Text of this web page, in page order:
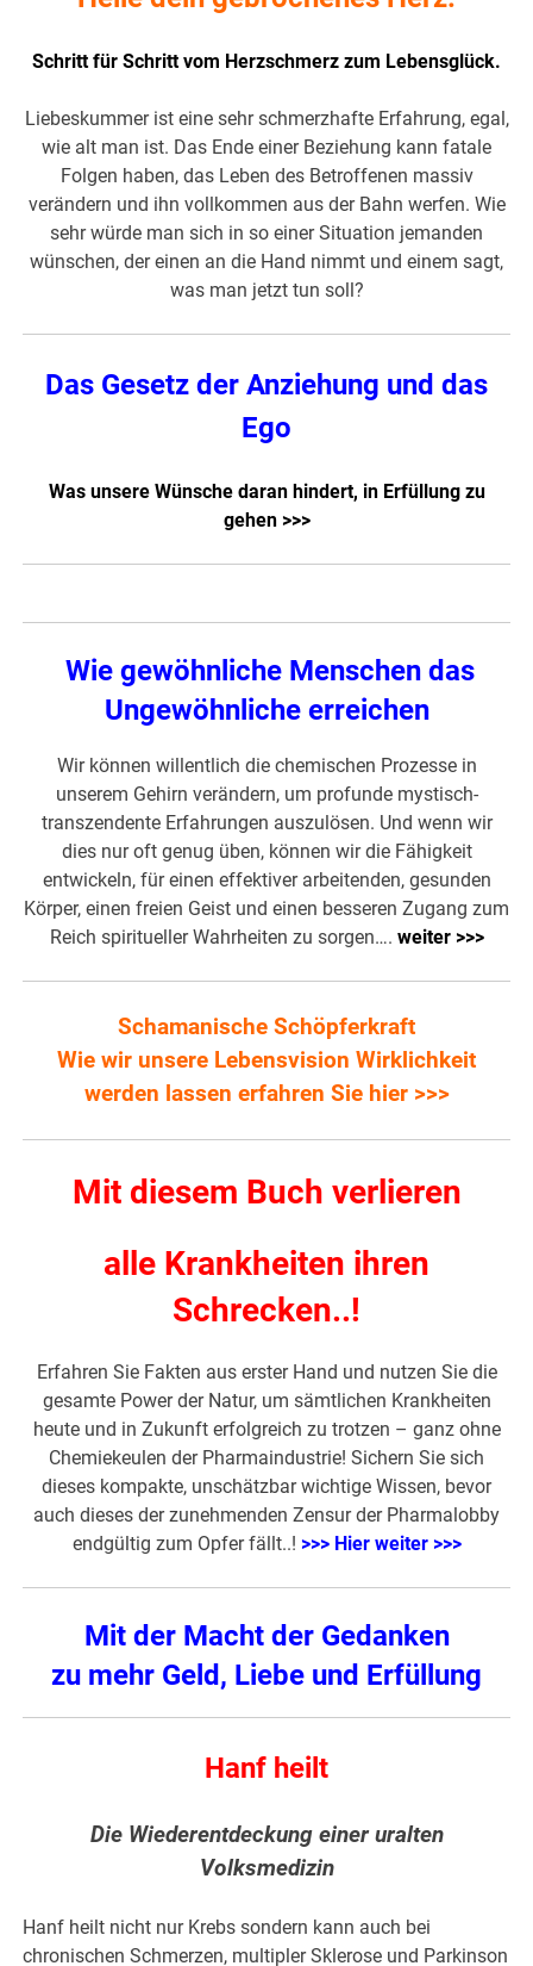
Schritt für Schritt vom Herzschmerz zum Lebensglück.
Liebeskummer ist eine sehr schmerzhafte Erfahrung, egal,
wie alt man ist. Das Ende einer Beziehung kann fatale
Folgen haben, das Leben des Betroffenen massiv
verändern und ihn vollkommen aus der Bahn werfen. Wie
sehr würde man sich in so einer Situation jemanden
wünschen, der einen an die Hand nimmt und einem sagt,
was man jetzt tun soll?
Das Gesetz der Anziehung und das
Ego
Was unsere Wünsche daran hindert, in Erfüllung zu
gehen >>>
Wie gewöhnliche Menschen das
Ungewöhnliche erreichen
Wir können willentlich die chemischen Prozesse in
unserem Gehirn verändern, um profunde mystisch-
transzendente Erfahrungen auszulösen. Und wenn wir
dies nur oft genug üben, können wir die Fähigkeit
entwickeln, für einen effektiver arbeitenden, gesunden
Körper, einen freien Geist und einen besseren Zugang zum
Reich spiritueller Wahrheiten zu sorgen…. weiter >>>
Schamanische Schöpferkraft
Wie wir unsere Lebensvision Wirklichkeit
werden lassen erfahren Sie hier >>>
Mit diesem Buch verlieren
alle Krankheiten ihren
Schrecken..!
Erfahren Sie Fakten aus erster Hand und nutzen Sie die
gesamte Power der Natur, um sämtlichen Krankheiten
heute und in Zukunft erfolgreich zu trotzen – ganz ohne
Chemiekeulen der Pharmaindustrie! Sichern Sie sich
dieses kompakte, unschätzbar wichtige Wissen, bevor
auch dieses der zunehmenden Zensur der Pharmalobby
endgültig zum Opfer fällt..! >>> Hier weiter >>>
Mit der Macht der Gedanken
zu mehr Geld, Liebe und Erfüllung
Hanf heilt
Die Wiederentdeckung einer uralten
Volksmedizin
Hanf heilt nicht nur Krebs sondern kann auch bei
chronischen Schmerzen, multipler Sklerose und Parkinson